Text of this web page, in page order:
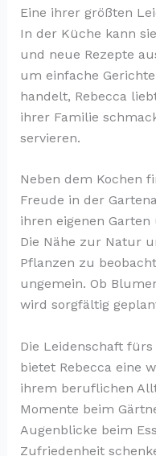
Eine ihrer größten
In der Küche kann
und neue Rezepte
um einfache
handelt, Rebecca
ihrer Familie
servieren.
Neben dem Kochen
Freude in der
ihren eigenen
Die Nähe zur Natur
Pflanzen zu
ungemein. Ob
wird sorgfältig
Die Leidenschaft
bietet Rebecca eine
ihrem beruflichen
Momente beim
Augenblicke beim
Zufriedenheit